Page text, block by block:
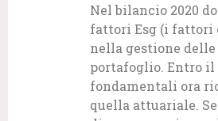
Nel bilancio 2020
fattori Esg (i fattori
nella gestione
portafoglio. Entro il
fondamentali ora
quella attuariale.